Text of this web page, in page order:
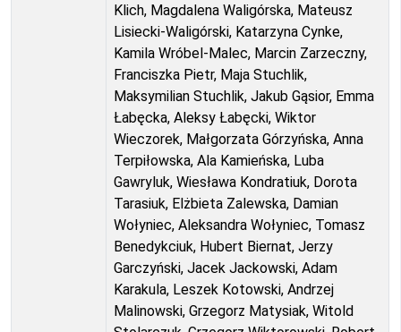
Klich, Magdalena Waligórska, Mateusz
Lisiecki-Waligórski, Katarzyna Cynke,
Kamila Wróbel-Malec, Marcin Zarzeczny,
Franciszka Pietr, Maja Stuchlik,
Maksymilian Stuchlik, Jakub Gąsior, Emma
Łabęcka, Aleksy Łabęcki, Wiktor
Wieczorek, Małgorzata Górzyńska, Anna
Terpiłowska, Ala Kamieńska, Luba
Gawryluk, Wiesława Kondratiuk, Dorota
Tarasiuk, Elżbieta Zalewska, Damian
Wołyniec, Aleksandra Wołyniec, Tomasz
Benedykciuk, Hubert Biernat, Jerzy
Garczyński, Jacek Jackowski, Adam
Karakula, Leszek Kotowski, Andrzej
Malinowski, Grzegorz Matysiak, Witold